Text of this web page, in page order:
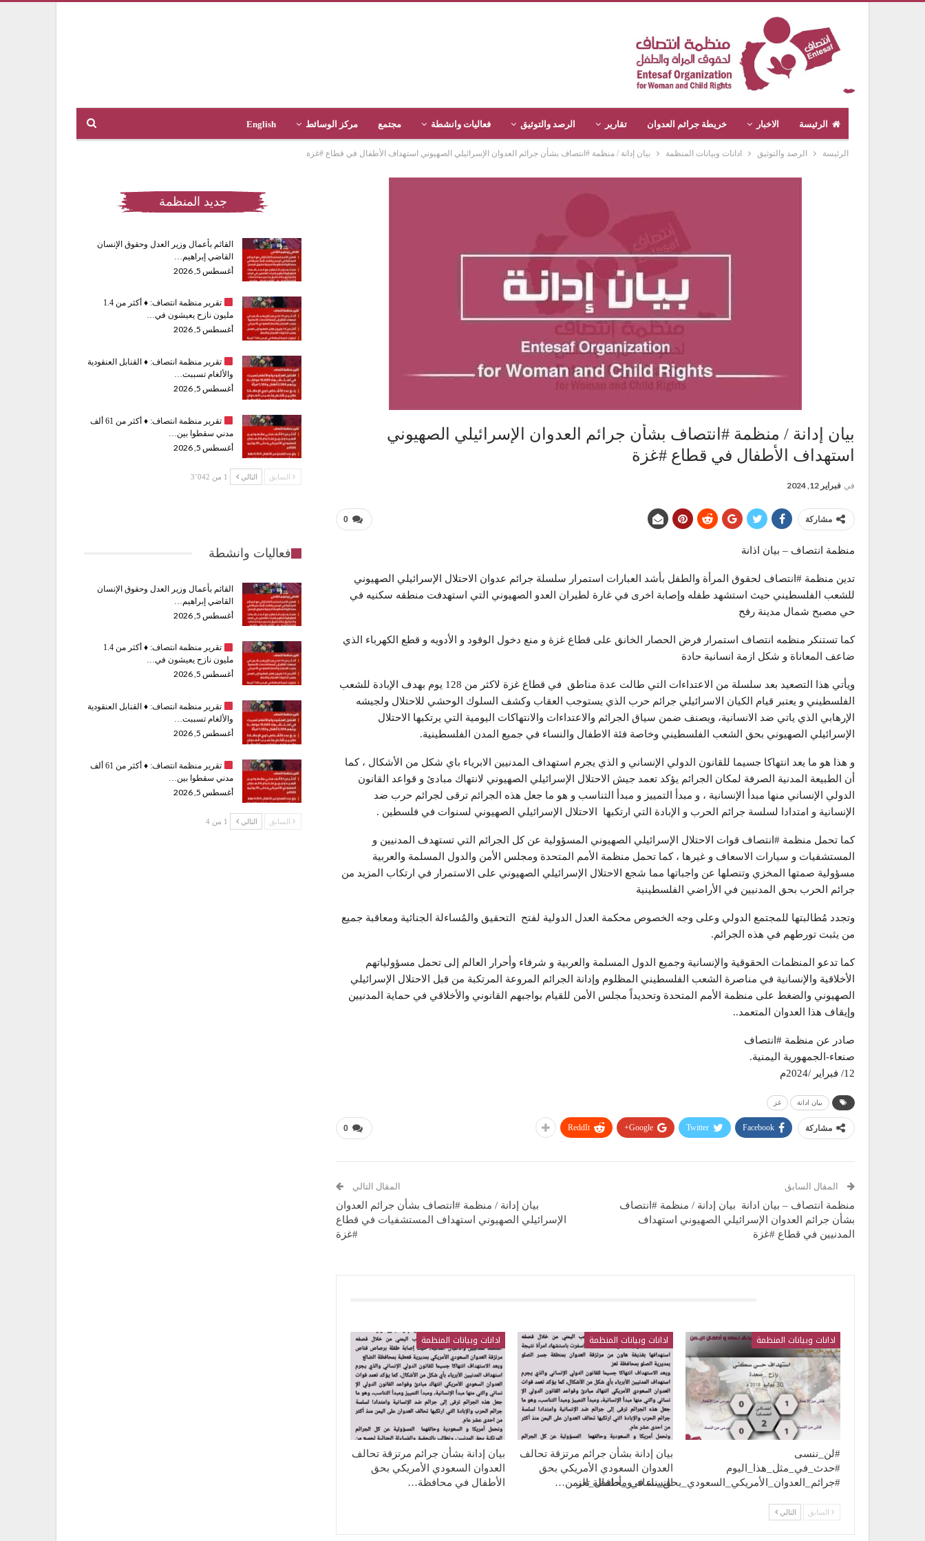
الرئيسة الاخبار خريطة جرائم العدوان تقارير الرصد والتوثيق فعاليات وانشطة مجتمع مركز الوسائط English
الرئيسة الرصد والتوثيق ادانات وبيانات المنظمة بيان إدانة / منظمة #انتصاف بشأن جرائم العدوان الإسرائيلي الصهيوني استهداف الأطفال في قطاع #غزة
بيان إدانة / منظمة #انتصاف بشأن جرائم العدوان الإسرائيلي الصهيوني
استهداف الأطفال في قطاع #غزة
في فبراير 12, 2024
0 مشاركة
منظمة انتصاف – بيان اذانة
تدين منظمة #انتصاف لحقوق المرأة والطفل بأشد العبارات استمرار سلسلة جرائم عدوان الاحتلال الإسرائيلي الصهيوني
للشعب الفلسطيني حيث استشهد طفله وإصابة اخرى في غارة لطيران العدو الصهيوني التي استهدفت منطقه سكنيه في
حي مصبح شمال مدينة رفح
كما تستنكر منظمه انتصاف استمرار فرض الحصار الخانق على قطاع غزة و منع دخول الوقود و الأدويه و قطع الكهرباء الذي
ضاعف المعاناة و شكل ازمة انسانية حادة
ويأتي هذا التصعيد بعد سلسلة من الاعتداءات التي طالت عدة مناطق في قطاع غزة لاكثر من 128 يوم بهدف الإبادة للشعب
الفلسطيني و يعتبر قيام الكيان الاسرائيلي جرائم حرب الذي يستوجب العقاب وكشف السلوك الوحشي للاحتلال ولجيشه
الإرهابي الذي ياتي ضد الانسانية، ويصنف ضمن سياق الجرائم والاعتداءات والانتهاكات اليومية التي يرتكبها الاحتلال
الإسرائيلي الصهيوني بحق الشعب الفلسطيني وخاصة فئة الاطفال والنساء في جميع المدن الفلسطينية.
و هذا هو ما يعد انتهاكا جسيما للقانون الدولي الإنساني و الذي يجرم استهداف المدنيين الابرياء باي شكل من الأشكال ، كما
أن الطبيعة المدنية الصرفة لمكان الجرائم يؤكد تعمد جيش الاحتلال الإسرائيلي الصهيوني لانتهاك مبادئ و قواعد القانون
الدولي الإنساني منها مبدأ الإنسانية ، و مبدأ التمييز و مبدأ التناسب و هو ما جعل هذه الجرائم ترقى لجرائم حرب ضد
الإنسانية و امتدادا لسلسة جرائم الحرب و الإبادة التي ارتكبها الاحتلال الإسرائيلي الصهيوني لسنوات في فلسطين .
كما تحمل منظمة #انتصاف قوات الاحتلال الإسرائيلي الصهيوني المسؤولية عن كل الجرائم التي تستهدف المدنيين و
المستشفيات و سيارات الاسعاف و غيرها ، كما تحمل منظمة الأمم المتحدة ومجلس الأمن والدول المسلمة والعربية
مسؤولية صمتها المخزي وتنصلها عن واجباتها مما شجع الاحتلال الإسرائيلي الصهيوني على الاستمرار في ارتكاب المزيد من
جرائم الحرب بحق المدنيين في الأراضي الفلسطينية
وتجدد مُطالبتها للمجتمع الدولي وعلى وجه الخصوص محكمة العدل الدولية لفتح التحقيق والمُساءلة الجنائية ومعاقبة جميع
من يثبت تورطهم في هذه الجرائم.
كما تدعو المنظمات الحقوقية والإنسانية وجميع الدول المسلمة والعربية و شرفاء وأحرار العالم إلى تحمل مسؤولياتهم
الأخلاقية والإنسانية في مناصرة الشعب الفلسطيني المظلوم وإدانة الجرائم المروعة المرتكبة من قبل الاحتلال الإسرائيلي
الصهيوني والضغط على منظمة الأمم المتحدة وتحديداً مجلس الأمن للقيام بواجبهم القانوني والأخلاقي في حماية المدنيين
وإيقاف هذا العدوان المتعمد..
صادر عن منظمة #انتصاف
صنعاء-الجمهورية اليمنية.
12/ فبراير /2024م
بيان ادانة غز
0 مشاركة Facebook
Twitter
Google+
ReddIt
المقال السابق
منظمة انتصاف – بيان ادانة بيان إدانة / منظمة #انتصاف
بشأن جرائم العدوان الإسرائيلي الصهيوني استهداف
المدنيين في قطاع #غزة
المقال التالي
بيان إدانة / منظمة #انتصاف بشأن جرائم العدوان
الإسرائيلي الصهيوني استهداف المستشفيات في قطاع
#غزة
ادانات وبيانات المنظمة
#لن_ننسى
#حدث_في_مثل_هذا_اليوم
#جرائم_العدوان_الأمريكي_السعودي_بحق_نساء_و_أطفال_اليمن…
ادانات وبيانات المنظمة
بيان إدانة بشأن جرائم مرتزقة تحالف
العدوان السعودي الأمريكي بحق
النساء في محافظة تعز
ادانات وبيانات المنظمة
بيان إدانة بشأن جرائم مرتزقة تحالف
العدوان السعودي الأمريكي بحق
الأطفال في محافظة…
السابق التالي
جديد المنظمة
القائم بأعمال وزير العدل وحقوق الإنسان
القاضي إبراهيم…
أغسطس 5, 2026
تقرير منظمة انتصاف: ♦️
أكثر من 1.4
مليون نازح يعيشون في…
أغسطس 5, 2026
تقرير منظمة انتصاف: ♦️القنابل العنقودية
والألغام تسببت…
أغسطس 5, 2026
تقرير منظمة انتصاف: ♦️
أكثر من 61 ألف
مدني سقطوا بين…
أغسطس 5, 2026
السابق التالي 1 من 3٬042
فعاليات وانشطة
القائم بأعمال وزير العدل وحقوق الإنسان
القاضي إبراهيم…
أغسطس 5, 2026
تقرير منظمة انتصاف: ♦️
أكثر من 1.4
مليون نازح يعيشون في…
أغسطس 5, 2026
تقرير منظمة انتصاف: ♦️القنابل العنقودية
والألغام تسببت…
أغسطس 5, 2026
تقرير منظمة انتصاف: ♦️
أكثر من 61 ألف
مدني سقطوا بين…
أغسطس 5, 2026
السابق التالي 1 من 4